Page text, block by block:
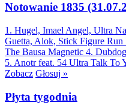
Notowanie 1835
1. Hugel, Imael Angel, Ultra
Guetta, Alok, Stick Figure Run
The Bausa Magnetic 4.
5. Anotr feat. 54 Ultra Talk To
Zobacz Głosuj »
Płyta tygodnia